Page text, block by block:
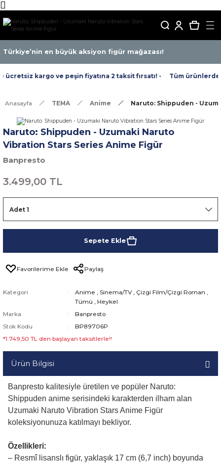
Türkiye’nin en büyük aksiyon figür mağazası!
kargo ve peşin fiyatına 2 taksit fırsatı! - Tüm ürünlerde
Anasayfa TEMA Anime Naruto: Shippuden -
Naruto: Shippuden - Uzumaki Naruto
Vibration Stars Series Anime Figür
Banpresto
3.499,00 TL
Sepete Ekle
Paylaş
Kategori Anime , Sinema/TV , Çizgi Film/Çizgi Roman ,
Tümü , Heykel
Marka
Banpresto
Stok Kodu
BP89706P
*1.749,50 TL den başlayan taksitlerle!!
Ürün Bilgisi
Banpresto kalitesiyle üretilen ve popüler Naruto:
Shippuden anime serisindeki karakterden ilham alan
Uzumaki Naruto Vibration Stars Anime Figür
koleksiyonunuza katılmayı bekliyor.
Özellikleri:
– Resmî lisanslı figür, yaklaşık 17 cm (6,7 inch) boyunda